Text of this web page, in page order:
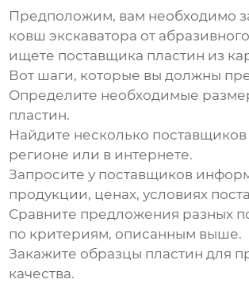
Предположим, вам необходимо
ковш экскаватора от
ищете поставщика пластин из
Вот шаги, которые вы должны
Определите необходимые
пластин.
Найдите несколько поставщиков
регионе или в интернете.
Запросите у поставщиков
продукции, ценах, условиях
Сравните предложения разных
по критериям, описанным выше.
Закажите образцы пластин для
качества.